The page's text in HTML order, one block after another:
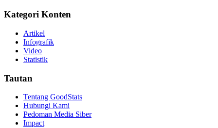
Kategori Konten
Artikel
Infografik
Video
Statistik
Tautan
Tentang GoodStats
Hubungi Kami
Pedoman Media Siber
Impact